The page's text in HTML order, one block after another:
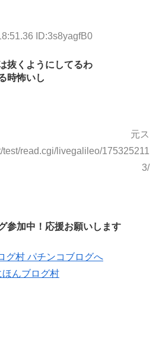
ID:3s8yagfB0
抜くようにしてるわ
時怖いし
元ス
test/read.cgi/livegalileo/175325211
3/
参加中！応援お願いします
ほんブログ村